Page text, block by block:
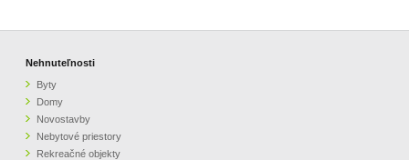
GARÁŽE
O NÁS
CENNÍK REALITNEJ INZERCIE
Nehnuteľnosti
Byty
Domy
Novostavby
Nebytové priestory
Rekreačné objekty